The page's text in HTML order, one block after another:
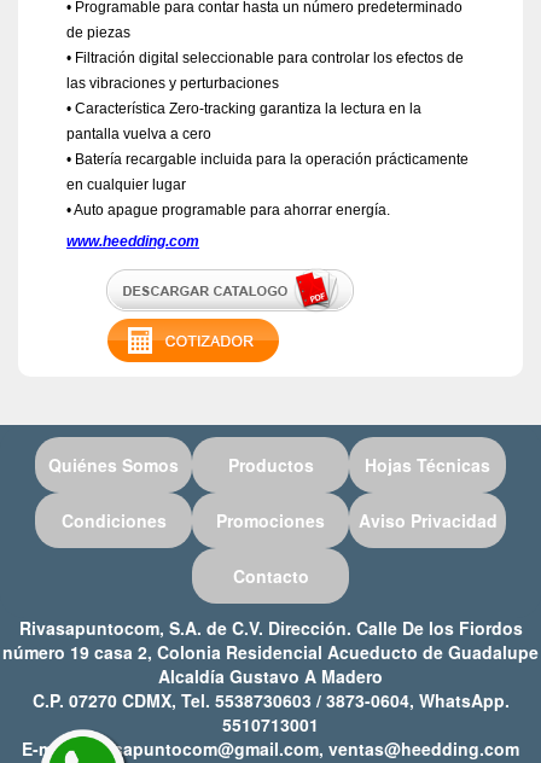
• Programable para contar hasta un número predeterminado
de piezas
• Filtración digital seleccionable para controlar los efectos de
las vibraciones y perturbaciones
• Característica Zero-tracking garantiza la lectura en la
pantalla vuelva a cero
• Batería recargable incluida para la operación prácticamente
en cualquier lugar
• Auto apague programable para ahorrar energía.
www.heedding.com
Quiénes Somos Productos Hojas Técnicas
Condiciones Promociones Aviso Privacidad
Contacto
Rivasapuntocom, S.A. de C.V. Dirección. Calle De los Fiordos
número 19 casa 2, Colonia Residencial Acueducto de Guadalupe
Alcaldía Gustavo A Madero
C.P. 07270 CDMX, Tel. 5538730603 / 3873-0604, WhatsApp.
5510713001
E-mail: rivasapuntocom@gmail.com, ventas@heedding.com